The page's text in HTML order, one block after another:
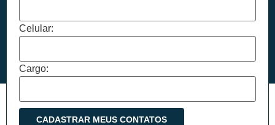
Celular:
Cargo: